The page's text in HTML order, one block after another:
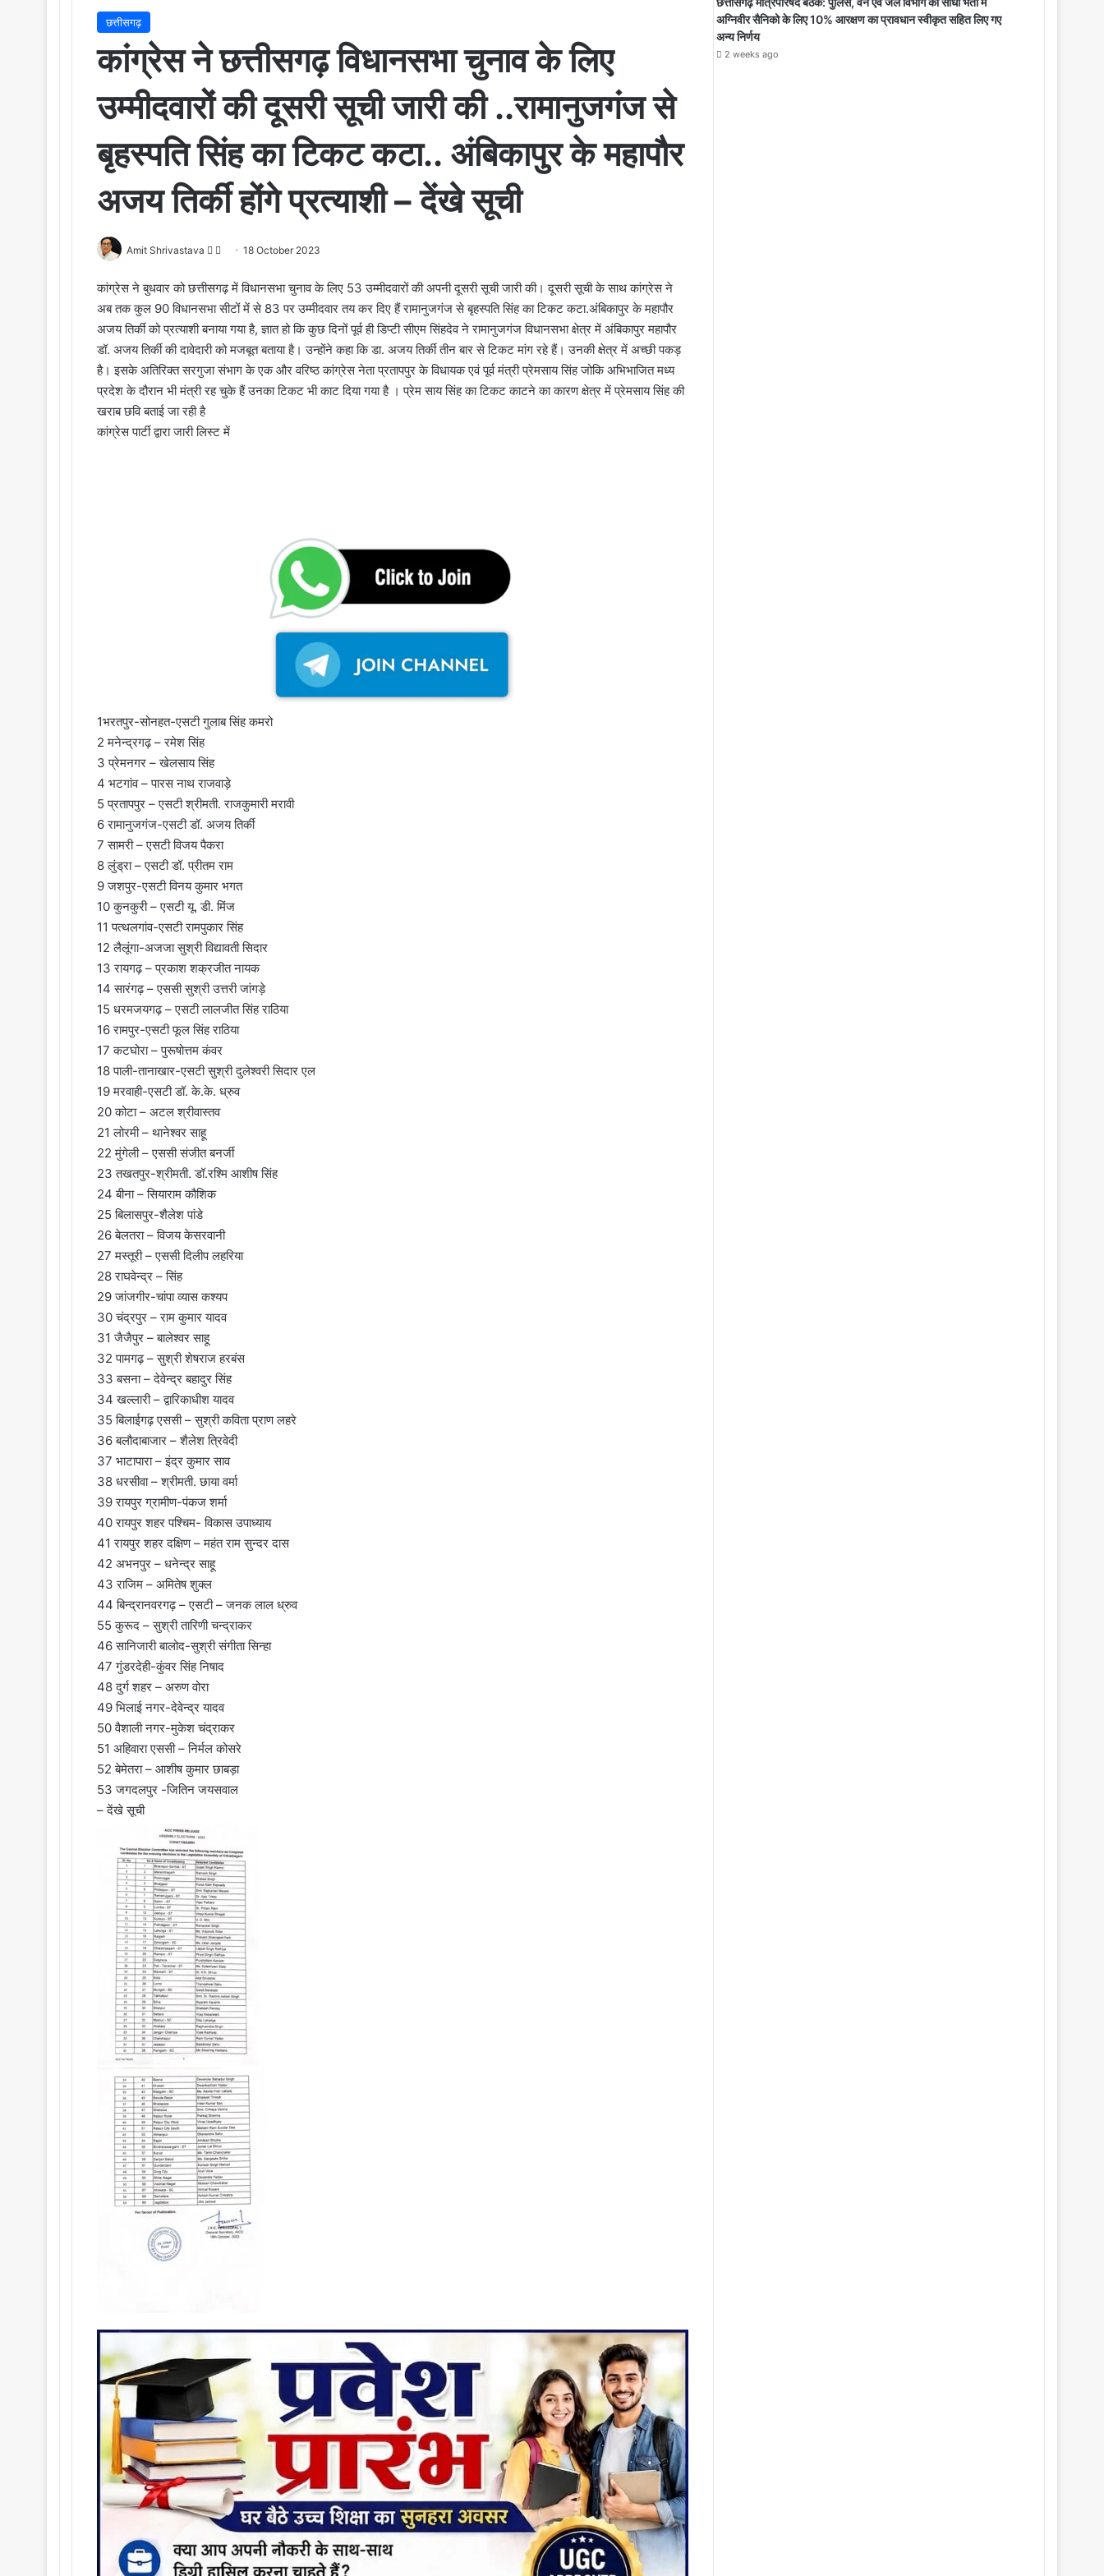
छत्तीसगढ़
कांग्रेस ने छत्तीसगढ़ विधानसभा चुनाव के लिए
उम्मीदवारों की दूसरी सूची जारी की ..रामानुजगंज से
बृहस्पति सिंह का टिकट कटा.. अंबिकापुर के महापौर
अजय तिर्की होंगे प्रत्याशी – देंखे सूची
Amit Shrivastava
F
l
l
o
w
o
n
n
d
a
n
e
m
i
18 October 2023
कांग्रेस ने बुधवार को छत्तीसगढ़ में विधानसभा चुनाव के लिए 53 उम्मीदवारों की अपनी दूसरी सूची जारी की। दूसरी सूची के साथ कांग्रेस ने
अब तक कुल 90 विधानसभा सीटों में से 83 पर उम्मीदवार तय कर दिए हैं रामानुजगंज से बृहस्पति सिंह का टिकट कटा.अंबिकापुर के महापौर
अजय तिर्की को प्रत्याशी बनाया गया है, ज्ञात हो कि कुछ दिनों पूर्व ही डिप्टी सीएम सिंहदेव ने रामानुजगंज विधानसभा क्षेत्र में अंबिकापुर महापौर
डॉ. अजय तिर्की की दावेदारी को मजबूत बताया है। उन्होंने कहा कि डा. अजय तिर्की तीन बार से टिकट मांग रहे हैं। उनकी क्षेत्र में अच्छी पकड़
है। इसके अतिरिक्त सरगुजा संभाग के एक और वरिष्ठ कांग्रेस नेता प्रतापपुर के विधायक एवं पूर्व मंत्री प्रेमसाय सिंह जोकि अभिभाजित मध्य
प्रदेश के दौरान भी मंत्री रह चुके हैं उनका टिकट भी काट दिया गया है । प्रेम साय सिंह का टिकट काटने का कारण क्षेत्र में प्रेमसाय सिंह की
खराब छवि बताई जा रही है
कांग्रेस पार्टी द्वारा जारी लिस्ट में
1भरतपुर-सोनहत-एसटी गुलाब सिंह कमरो
2 मनेन्द्रगढ़ – रमेश सिंह
3 प्रेमनगर – खेलसाय सिंह
4 भटगांव – पारस नाथ राजवाड़े
5 प्रतापपुर – एसटी श्रीमती. राजकुमारी मरावी
6 रामानुजगंज-एसटी डॉ. अजय तिर्की
7 सामरी – एसटी विजय पैकरा
8 लुंड्रा – एसटी डॉ. प्रीतम राम
9 जशपुर-एसटी विनय कुमार भगत
10 कुनकुरी – एसटी यू. डी. मिंज
11 पत्थलगांव-एसटी रामपुकार सिंह
12 लैलूंगा-अजजा सुश्री विद्यावती सिदार
13 रायगढ़ – प्रकाश शक्रजीत नायक
14 सारंगढ़ – एससी सुश्री उत्तरी जांगड़े
15 धरमजयगढ़ – एसटी लालजीत सिंह राठिया
16 रामपुर-एसटी फूल सिंह राठिया
17 कटघोरा – पुरूषोत्तम कंवर
18 पाली-तानाखार-एसटी सुश्री दुलेश्वरी सिदार एल
19 मरवाही-एसटी डॉ. के.के. ध्रुव
20 कोटा – अटल श्रीवास्तव
21 लोरमी – थानेश्वर साहू
22 मुंगेली – एससी संजीत बनर्जी
23 तखतपुर-श्रीमती. डॉ.रश्मि आशीष सिंह
24 बीना – सियाराम कौशिक
25 बिलासपुर-शैलेश पांडे
26 बेलतरा – विजय केसरवानी
27 मस्तूरी – एससी दिलीप लहरिया
28 राघवेन्द्र – सिंह
29 जांजगीर-चांपा व्यास कश्यप
30 चंद्रपुर – राम कुमार यादव
31 जैजैपुर – बालेश्वर साहू
32 पामगढ़ – सुश्री शेषराज हरबंस
33 बसना – देवेन्द्र बहादुर सिंह
34 खल्लारी – द्वारिकाधीश यादव
35 बिलाईगढ़ एससी – सुश्री कविता प्राण लहरे
36 बलौदाबाजार – शैलेश त्रिवेदी
37 भाटापारा – इंद्र कुमार साव
38 धरसीवा – श्रीमती. छाया वर्मा
39 रायपुर ग्रामीण-पंकज शर्मा
40 रायपुर शहर पश्चिम- विकास उपाध्याय
41 रायपुर शहर दक्षिण – महंत राम सुन्दर दास
42 अभनपुर – धनेन्द्र साहू
43 राजिम – अमितेष शुक्ल
44 बिन्द्रानवरगढ़ – एसटी – जनक लाल ध्रुव
55 कुरूद – सुश्री तारिणी चन्द्राकर
46 सानिजारी बालोद-सुश्री संगीता सिन्हा
47 गुंडरदेही-कुंवर सिंह निषाद
48 दुर्ग शहर – अरुण वोरा
49 भिलाई नगर-देवेन्द्र यादव
50 वैशाली नगर-मुकेश चंद्राकर
51 अहिवारा एससी – निर्मल कोसरे
52 बेमेतरा – आशीष कुमार छाबड़ा
53 जगदलपुर -जितिन जयसवाल
– देंखे सूची
अग्निवीर सैनिको के लिए 10% आरक्षण का प्रावधान स्वीकृत सहित लिए गए
अन्य निर्णय
2 weeks ago